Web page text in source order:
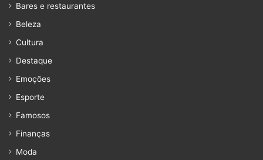
Bares e restaurantes
Beleza
Cultura
Destaque
Emoções
Esporte
Famosos
Finanças
Moda